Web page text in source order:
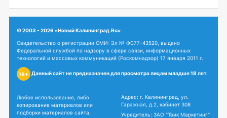
© 2003 - 2026 «Новый Калининград.Ru»
Свидетельство о регистрации СМИ: Эл № ФС77-43520, выдано
Федеральной службой по надзору в сфере связи, информационных
технологий и массовых коммуникаций (Роскомнадзор) 17 января 2011 г.
18+ Данный сайт не предназначен для просмотра лицам младше 18 лет.
Любое использование, либо
копирование материалов или
подборки материалов сайта,
Адрес: г. Калининград, ул.
Гаражная, д.2, кабинет 308
Учредитель: ЗАО "Твик Маркетинг"